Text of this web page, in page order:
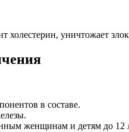
уничтожает
в составе.
женщинам и детям до 12